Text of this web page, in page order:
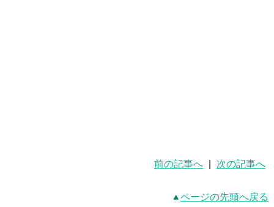
前の記事へ 次の記事へ
ページの先頭へ戻る